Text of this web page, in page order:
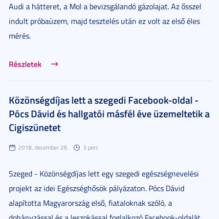
Audi a hátteret, a Mol a bevizsgálandó gázolajat. Az ősszel
indult próbaüzem, majd tesztelés után ez volt az első éles
mérés.
Részletek
Közönségdíjas lett a szegedi Facebook-oldal -
Pócs Dávid és hallgatói másfél éve üzemeltetik a
Cigiszünetet
2018. december 28. 3 perc
Szeged - Közönségdíjas lett egy szegedi egészségnevelési
projekt az idei Egészséghősök pályázaton. Pócs Dávid
alapította Magyarország első, fiataloknak szóló, a